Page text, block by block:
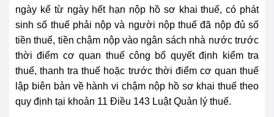
ngày kể từ ngày hết hạn nộp hồ sơ khai thuế, có phát
sinh số thuế phải nộp và người nộp thuế đã nộp đủ số
tiền thuế, tiền chậm nộp vào ngân sách nhà nước trước
thời điểm cơ quan thuế công bố quyết định kiểm tra
thuế, thanh tra thuế hoặc trước thời điểm cơ quan thuế
lập biên bản về hành vi chậm nộp hồ sơ khai thuế theo
quy định tại khoản 11 Điều 143 Luật Quản lý thuế.